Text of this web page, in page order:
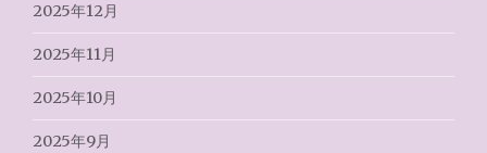
2025年12月
2025年11月
2025年10月
2025年9月